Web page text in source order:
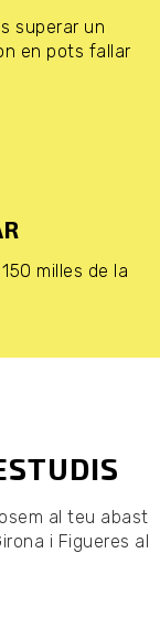
superar un
en pots fallar
milles de la
al teu abast
i Figueres al